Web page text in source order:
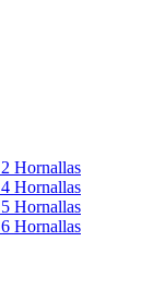
Hornallas
Hornallas
Hornallas
Hornallas